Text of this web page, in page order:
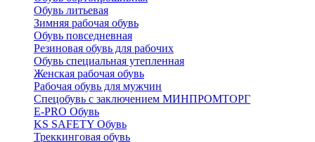
Обувь литьевая
Зимняя рабочая обувь
Обувь повседневная
Резиновая обувь для рабочих
Обувь специальная утепленная
Женская рабочая обувь
Рабочая обувь для мужчин
Спецобувь с заключением МИНПРОМТОРГ
E-PRO Обувь
KS SAFETY Обувь
Треккинговая обувь